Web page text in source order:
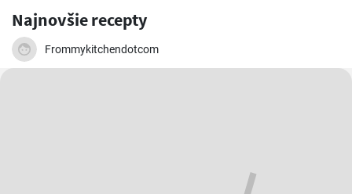
Najnovšie recepty
Frommykitchendotcom